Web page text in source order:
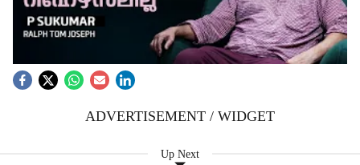
ADVERTISEMENT / WIDGET
Up Next